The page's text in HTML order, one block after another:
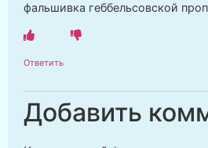
фальшивка геббельсовской
Ответить
Добавить